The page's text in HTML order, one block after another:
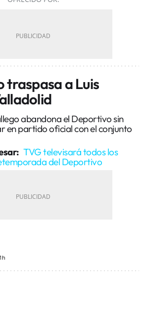
traspasa a Luis
abandona el Deportivo sin
en partido oficial con el conjunto
TVG televisará todos los
del Deportivo